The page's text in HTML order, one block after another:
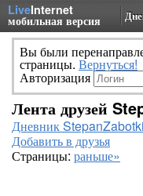
LiveInternet
мобильная версия
Вы были
страницы. Вернуться!
Авторизация
Лента друзей
Дневник
Добавить в друзья
Страницы: раньше»